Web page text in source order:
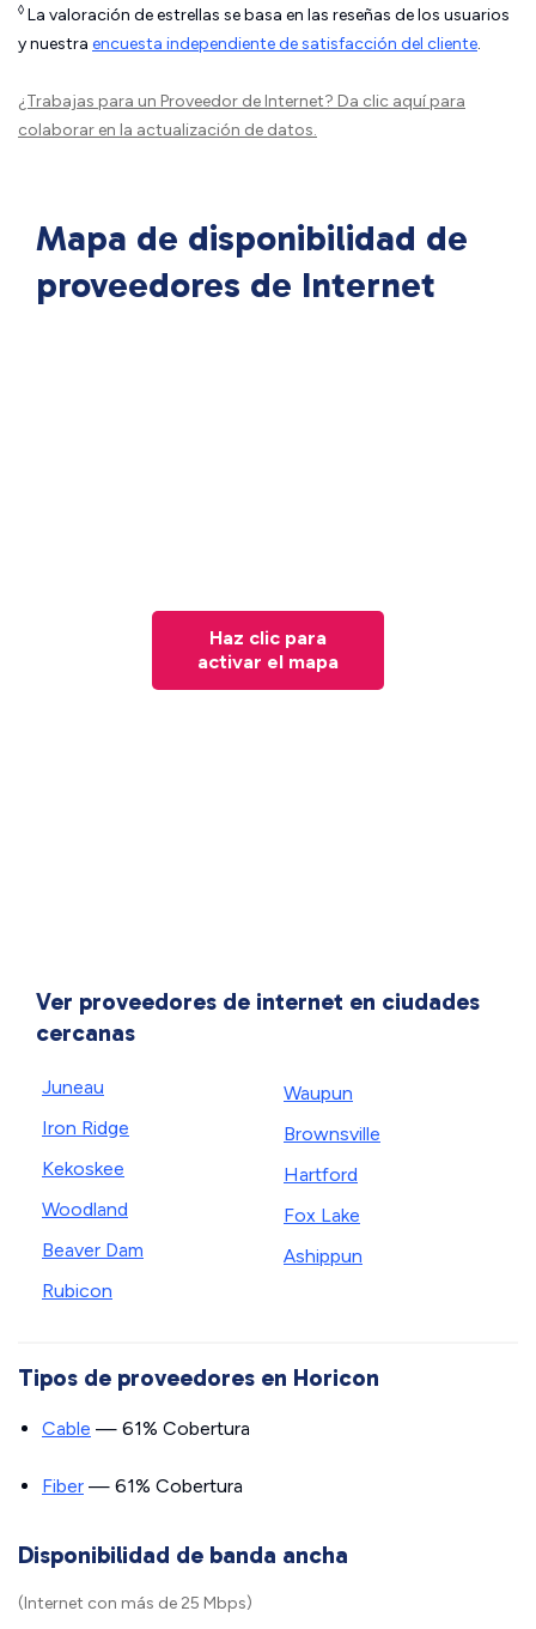
◊ La valoración de estrellas se basa en las reseñas de los usuarios
y nuestra encuesta independiente de satisfacción del cliente.
¿Trabajas para un Proveedor de Internet? Da clic aquípara
colaborar en la actualización de datos.
Mapa de disponibilidad de
proveedores de Internet
Haz clic para
activar el mapa
Ver proveedores de internet en ciudades
cercanas
Juneau
Iron Ridge
Kekoskee
Woodland
Beaver Dam
Rubicon
Waupun
Brownsville
Hartford
Fox Lake
Ashippun
Tipos de proveedores en Horicon
Cable — 61% Cobertura
Fiber — 61% Cobertura
Disponibilidad de banda ancha
(Internet con más de 25 Mbps)